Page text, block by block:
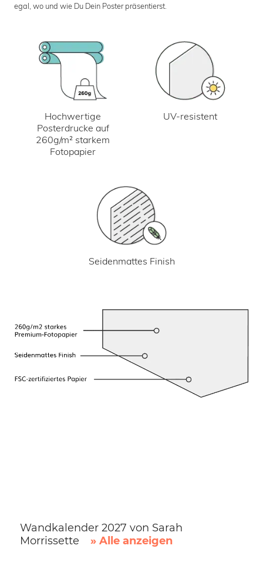
egal, wo und wie Du Dein Poster präsentierst.
Hochwertige
Posterdrucke auf
260g/m² starkem
Fotopapier
UV-resistent
Seidenmattes Finish
Wandkalender 2027 von Sarah
Morrissette
» Alle anzeigen